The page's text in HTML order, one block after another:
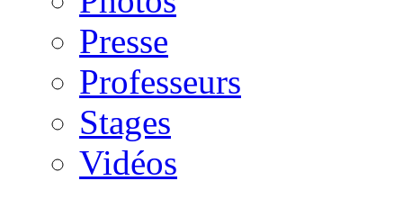
Presse
Professeurs
Stages
Vidéos